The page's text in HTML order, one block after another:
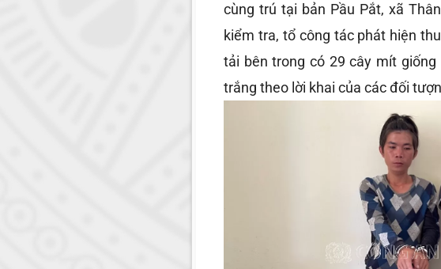
cùng trú tại bản Pầu Pắt, xã
kiểm tra, tổ công tác phát hiện
tải bên trong có 29 cây mít
trắng theo lời khai của các đối